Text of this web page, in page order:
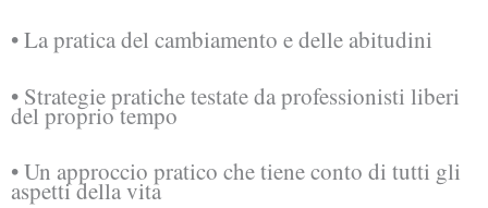
• La pratica del cambiamento e delle abitudini
• Strategie pratiche testate da professionisti liberi
del proprio tempo
• Un approccio pratico che tiene conto di tutti gli
aspetti della vita